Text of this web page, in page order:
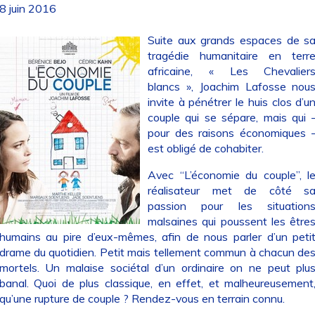
juin 2016
Suite aux grands espaces de
tragédie humanitaire en
africaine, « Les
blancs », Joachim Lafosse
invite à pénétrer le huis clos
couple qui se sépare, mais qui
pour des raisons économiques
est obligé de cohabiter.
Avec “L’économie du couple”,
réalisateur met de côté
passion pour les
malsaines qui poussent les
au pire d’eux-mêmes, afin de nous parler d’un
du quotidien. Petit mais tellement commun à chacun
Un malaise sociétal d’un ordinaire on ne peut
Quoi de plus classique, en effet, et
rupture de couple ? Rendez-vous en terrain connu.